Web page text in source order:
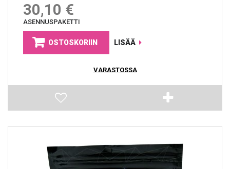
30,10 €
ASENNUSPAKETTI
OSTOSKORIIN LISÄÄ
VARASTOSSA